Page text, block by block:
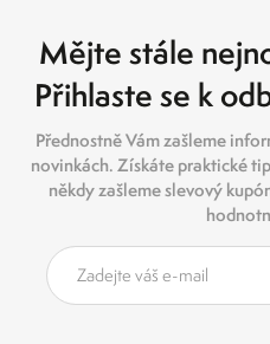
Mějte stále
Přihlaste se k
Přednostně Vám zašleme
novinkách. Získáte praktické
někdy zašleme slevový